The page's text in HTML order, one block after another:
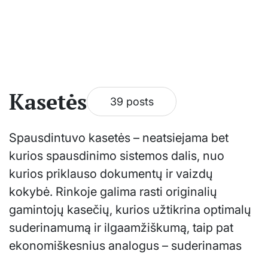
Kasetės 39 posts
Spausdintuvo kasetės – neatsiejama bet
kurios spausdinimo sistemos dalis, nuo
kurios priklauso dokumentų ir vaizdų
kokybė. Rinkoje galima rasti originalių
gamintojų kasečių, kurios užtikrina optimalų
suderinamumą ir ilgaamžiškumą, taip pat
ekonomiškesnius analogus – suderinamas